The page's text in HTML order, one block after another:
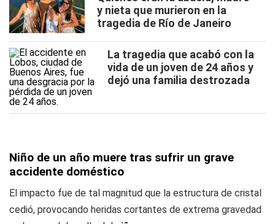
y nieta que murieron en la
tragedia de Río de Janeiro
La tragedia que acabó con la
vida de un joven de 24 años y
dejó una familia destrozada
Niño de un año muere tras sufrir un grave
accidente doméstico
El impacto fue de tal magnitud que la estructura de cristal
cedió, provocando heridas cortantes de extrema gravedad